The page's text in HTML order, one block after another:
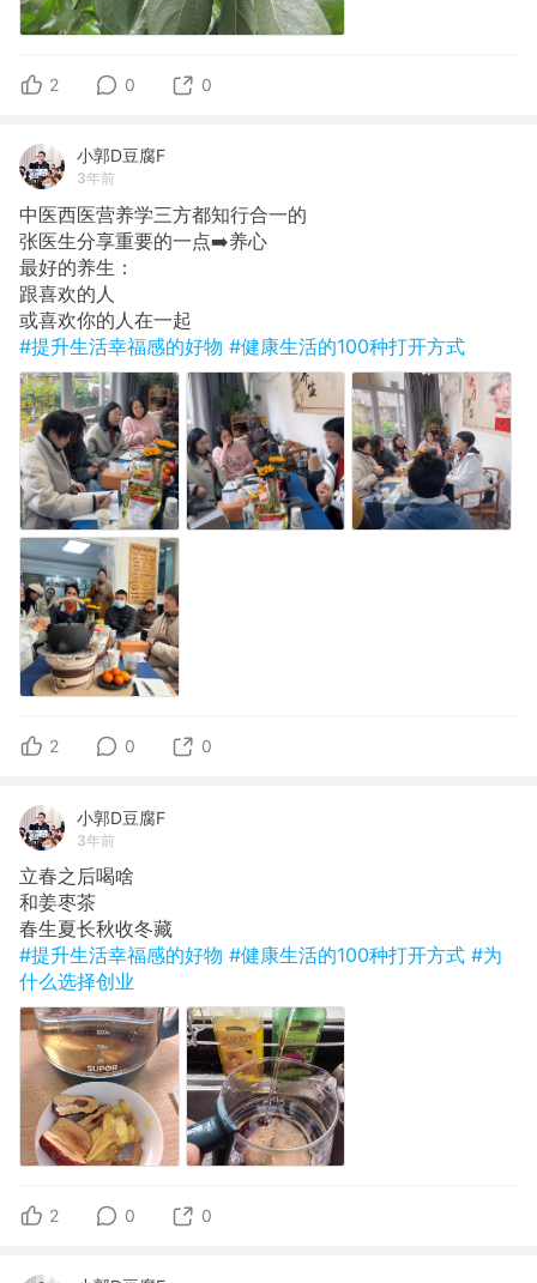
2 0 0
小郭D豆腐F
3年前
中医西医营养学三方都知行合一的
张医生分享重要的一点➡️养心
最好的养生：
跟喜欢的人
或喜欢你的人在一起
#提升生活幸福感的好物 #健康生活的100种打开方式
2 0 0
小郭D豆腐F
3年前
立春之后喝啥
​和姜枣茶
春生夏长秋收冬藏
#提升生活幸福感的好物 #健康生活的100种打开方式 #为
什么选择创业
2 0 0